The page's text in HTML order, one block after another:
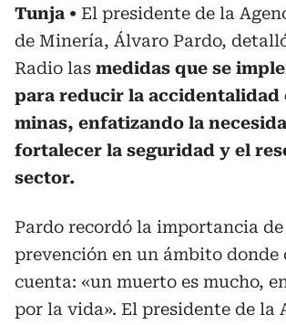
Tunja
El presidente de la
de Minería, Álvaro Pardo,
Radio las medidas que se
para reducir la accidentalidad
minas, enfatizando la
fortalecer la seguridad y el
sector.
Pardo recordó la importancia de
prevención en un ámbito donde
cuenta: «un muerto es mucho,
por la vida». El presidente de la